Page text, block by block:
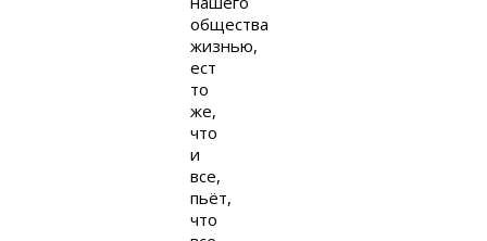
общества
жизнью,
ест
то
же,
что
и
все,
пьёт,
что